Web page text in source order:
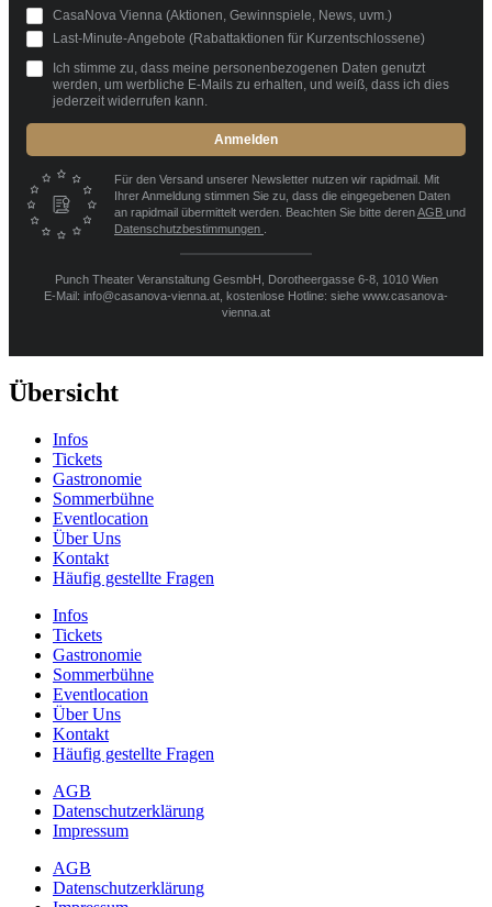
CasaNova Vienna (Aktionen, Gewinnspiele, News, uvm.)
Last-Minute-Angebote (Rabattaktionen für Kurzentschlossene)
Ich stimme zu, dass meine personenbezogenen Daten genutzt
werden, um werbliche E-Mails zu erhalten, und weiß, dass ich dies
jederzeit widerrufen kann.
Anmelden
Für den Versand unserer Newsletter nutzen wir rapidmail. Mit
Ihrer Anmeldung stimmen Sie zu, dass die eingegebenen Daten
an rapidmail übermittelt werden. Beachten Sie bitte derenAGB und
Datenschutzbestimmungen
Punch Theater Veranstaltung GesmbH, Dorotheergasse 6-8, 1010 Wien
E-Mail: info@casanova-vienna.at, kostenlose Hotline: siehe www.casanova-
vienna.at
Übersicht
Infos
Tickets
Gastronomie
Sommerbühne
Eventlocation
Über Uns
Kontakt
Häufig gestellte Fragen
Infos
Tickets
Gastronomie
Sommerbühne
Eventlocation
Über Uns
Kontakt
Häufig gestellte Fragen
AGB
Datenschutzerklärung
Impressum
AGB
Datenschutzerklärung